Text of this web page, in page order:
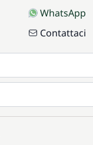
WhatsApp
Contattaci